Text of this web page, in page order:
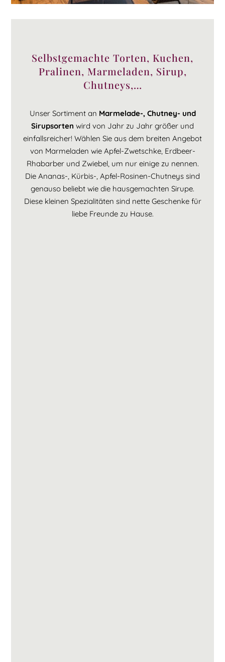
Selbstgemachte Torten, Kuchen,
Pralinen, Marmeladen, Sirup,
Chutneys,…
Unser Sortiment an Marmelade-, Chutney- und
Sirupsorten wird von Jahr zu Jahr größer und
einfallsreicher! Wählen Sie aus dem breiten Angebot
von Marmeladen wie Apfel-Zwetschke, Erdbeer-
Rhabarber und Zwiebel, um nur einige zu nennen.
Die Ananas-, Kürbis-, Apfel-Rosinen-Chutneys sind
genauso beliebt wie die hausgemachten Sirupe.
Diese kleinen Spezialitäten sind nette Geschenke für
liebe Freunde zu Hause.